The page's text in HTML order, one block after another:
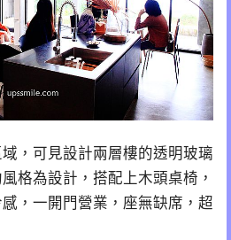
，可見設計兩層樓的透明玻璃
格為設計，搭配上木頭桌椅，
，一開門營業，座無缺席，超